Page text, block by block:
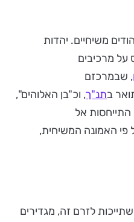
משיחיים. יהדות
על מרכיבים
, שבמרכזם
בתנ"ך, וכ"בן האלוהים",
התייחסות אל
פי האמונה המשיחית,
לזרם זה, מגדירים